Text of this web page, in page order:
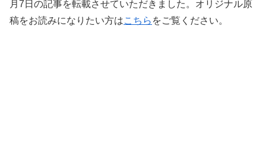
月7日の記事を転載させていただきました。オリジナル原
稿をお読みになりたい方はこちら をご覧ください。